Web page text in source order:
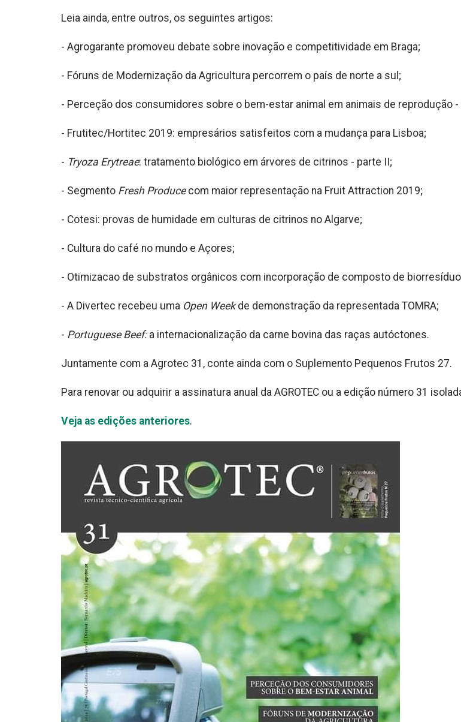
Leia ainda, entre outros, os seguintes artigos:
- Agrogarante promoveu debate sobre inovação e competitividade em Braga;
- Fóruns de Modernização da Agricultura percorrem o país de norte a sul;
- Perceção dos consumidores sobre o bem-estar animal em animais de reprodução -
- Frutitec/Hortitec 2019: empresários satisfeitos com a mudança para Lisboa;
- Tryoza Erytreae: tratamento biológico em árvores de citrinos - parte II;
- Segmento Fresh Producecom maior representação na Fruit Attraction 2019;
- Cotesi: provas de humidade em culturas de citrinos no Algarve;
- Cultura do café no mundo e Açores;
- Otimizacao de substratos orgânicos com incorporação de composto de
- A Divertec recebeu uma Open Weekde demonstração da representada TOMRA;
- Portuguese Beef:a internacionalização da carne bovina das raças autóctones.
Juntamente com a Agrotec 31, conte ainda com o Suplemento Pequenos Frutos 27.
Para renovar ou adquirir a assinatura anual da AGROTEC ou a edição número 31
Veja as edições anteriores.